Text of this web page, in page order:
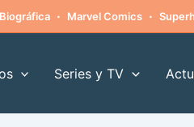
Biográfica · Marvel Comics ·
Series y TV